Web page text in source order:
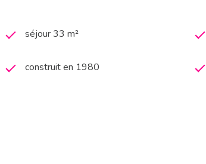
séjour 33 m²
construit en 1980